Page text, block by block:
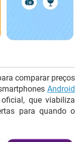
comparar preços
Android
que viabiliza
para quando o